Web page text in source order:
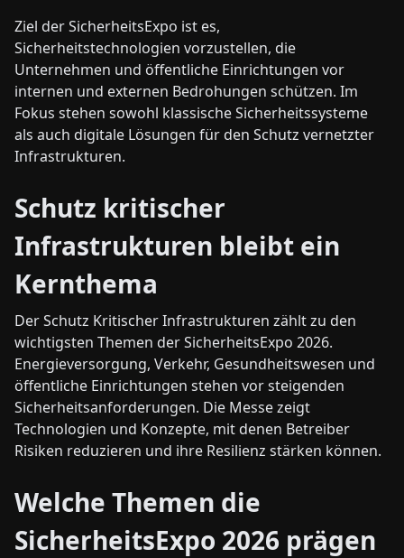
Ziel der SicherheitsExpo ist es,
Sicherheitstechnologien vorzustellen, die
Unternehmen und öffentliche Einrichtungen vor
internen und externen Bedrohungen schützen. Im
Fokus stehen sowohl klassische Sicherheitssysteme
als auch digitale Lösungen für den Schutz vernetzter
Infrastrukturen.
Schutz kritischer
Infrastrukturen bleibt ein
Kernthema
Der Schutz Kritischer Infrastrukturen zählt zu den
wichtigsten Themen der SicherheitsExpo 2026.
Energieversorgung, Verkehr, Gesundheitswesen und
öffentliche Einrichtungen stehen vor steigenden
Sicherheitsanforderungen. Die Messe zeigt
Technologien und Konzepte, mit denen Betreiber
Risiken reduzieren und ihre Resilienz stärken können.
Welche Themen die
SicherheitsExpo 2026 prägen